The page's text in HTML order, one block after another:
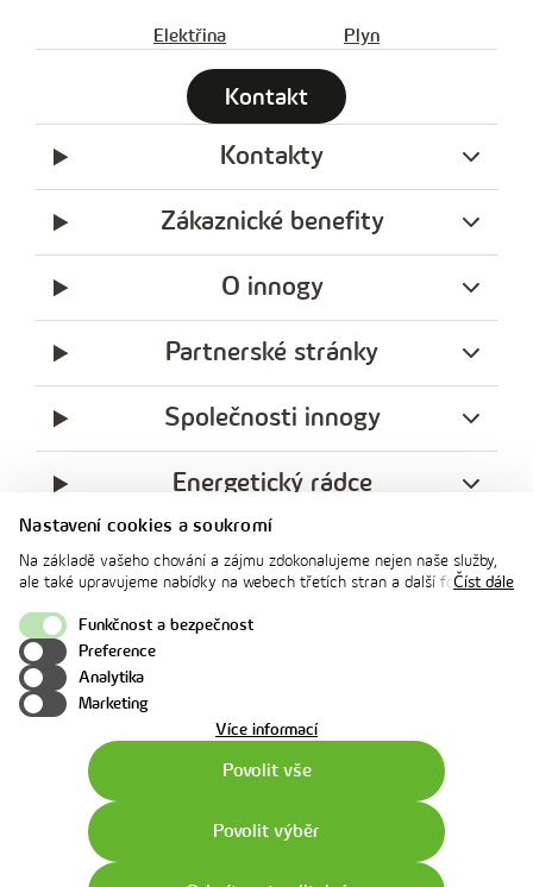
Nastavení cookies a soukromí
Na základě vašeho chování a zájmu zdokonalujeme nejen naše služby,
ale také upravujeme nabídky na webech třetích stran a další formy
souhlasu. Svoje nastavení můžete kdykoliv změnit v zápatí stránky v
„Nastavení soukromí". Více informací o tom, jak se soubory cookies a
osobními údaji pracujeme, včetně možností uplatnění vašich práv,
naleznete na webové stránce v sekci
Číst dále
Funkčnost a bezpečnost
Preference
Analytika
Marketing
Více informacío
Povolit vše
Povolit výběr
Elektřina Plyn
Kontakt
Kontakty
Zákaznické benefity
O innogy
Partnerské stránky
Společnosti innogy
Energetický rádce
Legislativa
Ochrana soukromí
facebook